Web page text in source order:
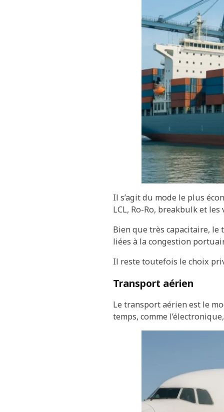
Il s’agit du mode le plus
LCL, Ro-Ro, breakbulk et les
Bien que très capacitaire,
liées à la congestion
Il reste toutefois le choix
Transport aérien
Le transport aérien est le
temps, comme